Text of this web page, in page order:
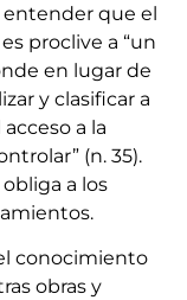
entender que el
proclive a “un
en lugar de
y clasificar a
a la
(n. 35).
a los
conocimiento
obras y